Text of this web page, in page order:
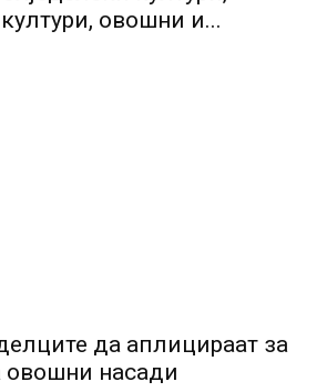
овошни и...
да аплицираат за
овошни насади